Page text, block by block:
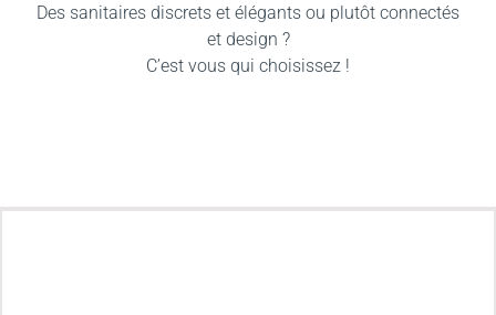
Des sanitaires discrets et élégants ou plutôt connectés
et design ?
C’est vous qui choisissez !